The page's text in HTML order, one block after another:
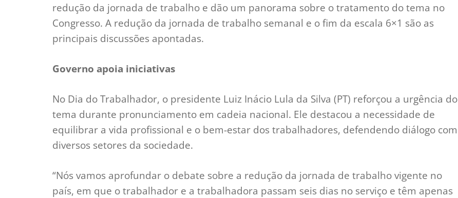
redução da jornada de trabalho e dão um panorama sobre o tratamento do tema no
Congresso. A redução da jornada de trabalho semanal e o fim da escala 6×1 são as
principais discussões apontadas.
Governo apoia iniciativas
No Dia do Trabalhador, o presidente Luiz Inácio Lula da Silva (PT) reforçou a urgência do
tema durante pronunciamento em cadeia nacional. Ele destacou a necessidade de
equilibrar a vida profissional e o bem-estar dos trabalhadores, defendendo diálogo com
diversos setores da sociedade.
“Nós vamos aprofundar o debate sobre a redução da jornada de trabalho vigente no
país, em que o trabalhador e a trabalhadora passam seis dias no serviço e têm apenas